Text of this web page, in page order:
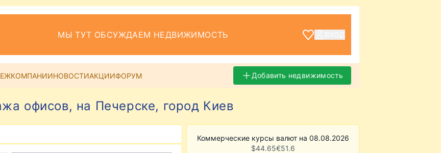
МЫ ТУТ ОБСУЖДАЕМ НЕДВИЖИМОСТЬ
КОМПАНИИНОВОСТИАКЦИИФОРУМ Добавить недвижимость
офисов, на Печерске, город Киев
Коммерческие курсы валют на 08.08.2026
$44.65€51.6